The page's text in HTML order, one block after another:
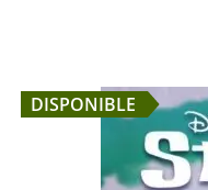
DISPONIBLE